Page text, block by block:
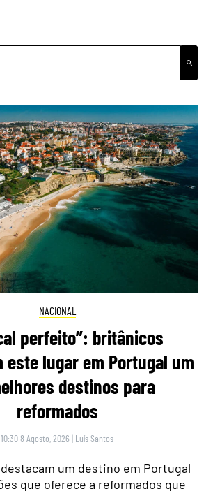
NACIONAL
perfeito”: britânicos
este lugar em Portugal um
destinos para
reformados
10:30 8 Agosto, 2026 | Luís Santos
um destino em Portugal
que oferece a reformados que